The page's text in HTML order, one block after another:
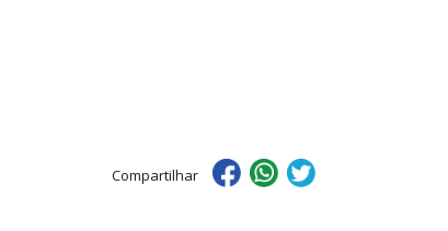
Compartilhar